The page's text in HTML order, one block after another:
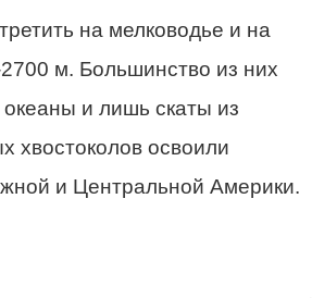
на мелководье и на
м. Большинство из них
и лишь скаты из
хвостоколов освоили
и Центральной Америки.